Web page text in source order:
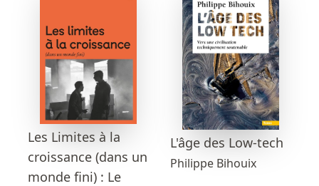
Les Limites à la
croissance (dans un
monde fini) : Le
L'âge des Low-tech
Philippe Bihouix